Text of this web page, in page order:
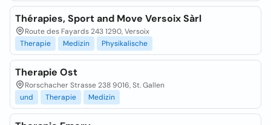
Thérapies, Sport and Move Versoix Sàrl
Route des Fayards 243 1290, Versoix
Therapie
Medizin Physikalische
Therapie Ost
Rorschacher Strasse 238 9016, St. Gallen
und
Therapie Medizin